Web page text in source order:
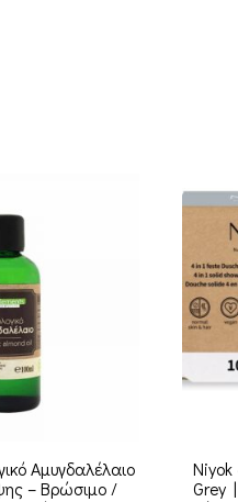
Αμυγδαλέλαιο
– Βρώσιμο /
Grey